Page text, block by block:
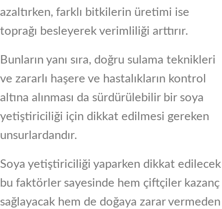
azaltırken, farklı bitkilerin üretimi ise
toprağı besleyerek verimliliği arttırır.
Bunların yanı sıra, doğru sulama teknikleri
ve zararlı haşere ve hastalıkların kontrol
altına alınması da sürdürülebilir bir soya
yetiştiriciliği için dikkat edilmesi gereken
unsurlardandır.
Soya yetiştiriciliği yaparken dikkat edilecek
bu faktörler sayesinde hem çiftçiler kazanç
sağlayacak hem de doğaya zarar vermeden